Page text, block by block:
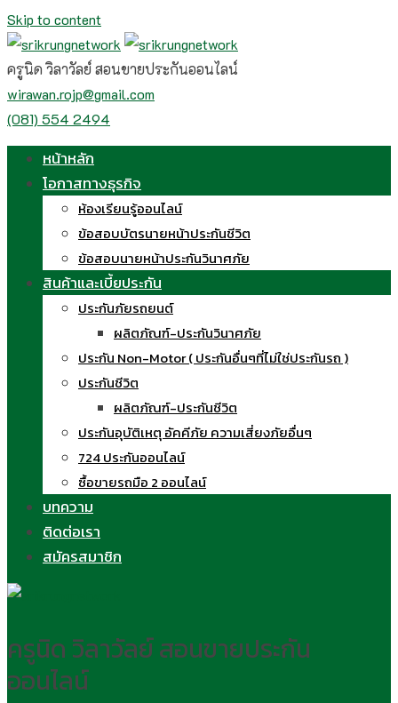
Skip to content
ครูนิด วิลาวัลย์ สอนขายประกันออนไลน์
wirawan.rojp@gmail.com
(081) 554 2494
หน้าหลัก
โอกาสทางธุรกิจ
ห้องเรียนรู้ออนไลน์
ข้อสอบบัตรนายหน้าประกันชีวิต
ข้อสอบนายหน้าประกันวินาศภัย
สินค้าและเบี้ยประกัน
ประกันภัยรถยนต์
ผลิตภัณฑ์-ประกันวินาศภัย
ประกัน Non-Motor ( ประกันอื่นๆที่ไม่ใช่ประกันรถ )
ประกันชีวิต
ผลิตภัณฑ์-ประกันชีวิต
ประกันอุบัติเหตุ อัคคีภัย ความเสี่ยงภัยอื่นๆ
724 ประกันออนไลน์
ซื้อขายรถมือ 2 ออนไลน์
บทความ
ติดต่อเรา
สมัครสมาชิก
ครูนิด วิลาวัลย์ สอนขายประกัน
ออนไลน์